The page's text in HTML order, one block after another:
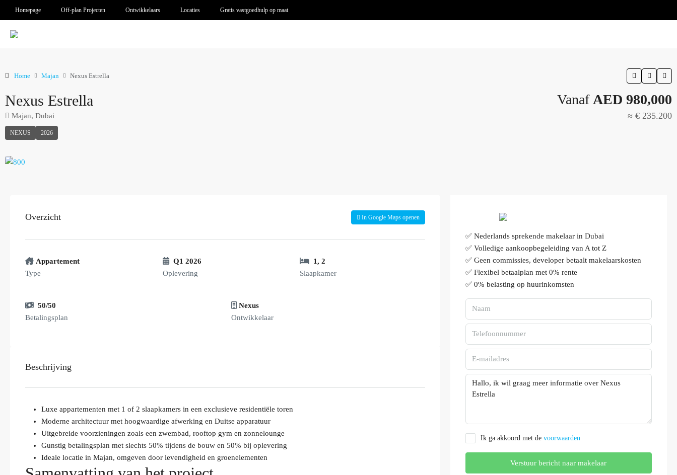
Homepage Off-plan Projecten Ontwikkelaars Locaties Gratis vastgoedhulp op maat
Home Majan Nexus Estrella
Nexus Estrella
Majan, Dubai
NEXUS 2026
Vanaf AED 980,000
≈ € 235.200
Overzicht In Google Maps openen
Appartement
Type
Q1 2026
Oplevering
1,2
Slaapkamer
50/50
Betalingsplan
Nexus
Ontwikkelaar
Beschrijving
Luxe appartementen met 1 of 2 slaapkamers in een exclusieve residentiële toren
Moderne architectuur met hoogwaardige afwerking en Duitse apparatuur
Uitgebreide voorzieningen zoals een zwembad, rooftop gym en zonnelounge
Gunstig betalingsplan met slechts 50% tijdens de bouw en 50% bij oplevering
Ideale locatie in Majan, omgeven door levendigheid en groenelementen
✅ Nederlands sprekende makelaar in Dubai
✅ Volledige aankoopbegeleiding van A tot Z
✅ Geen commissies, developer betaalt makelaarskosten
✅ Flexibel betaalplan met 0% rente
✅ 0% belasting op huurinkomsten
Ik ga akkoord met de voorwaarden
Verstuur bericht naar makelaar